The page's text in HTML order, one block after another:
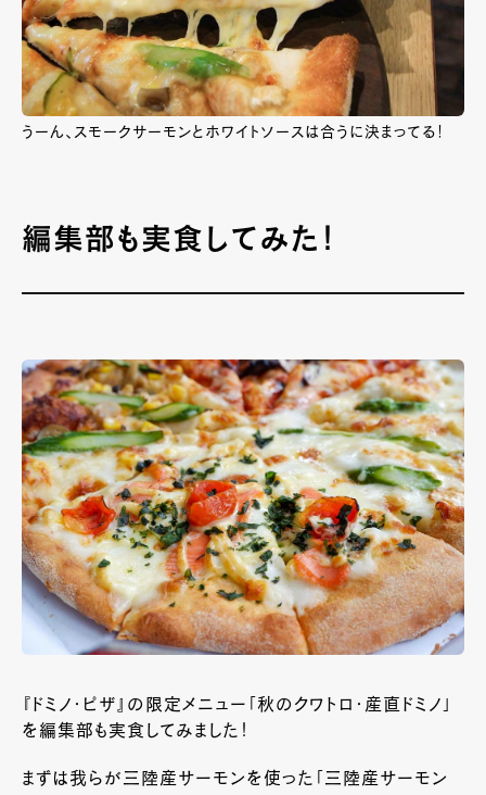
うーん、スモークサーモンとホワイトソースは合うに決まってる！
編集部も実食してみた！
『ドミノ・ピザ』の限定メニュー「秋のクワトロ・産直ドミノ」
を編集部も実食してみました！
まずは我らが三陸産サーモンを使った「三陸産サーモン